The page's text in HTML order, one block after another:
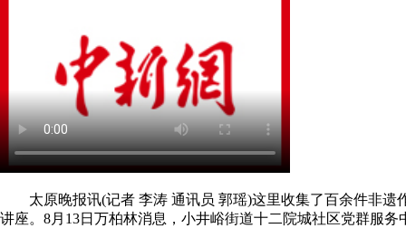
太原晚报讯(记者 李涛 通讯员 郭瑶)这里收集了百余件非遗
讲座。8月13日万柏林消息，小井峪街道十二院城社区党群服务